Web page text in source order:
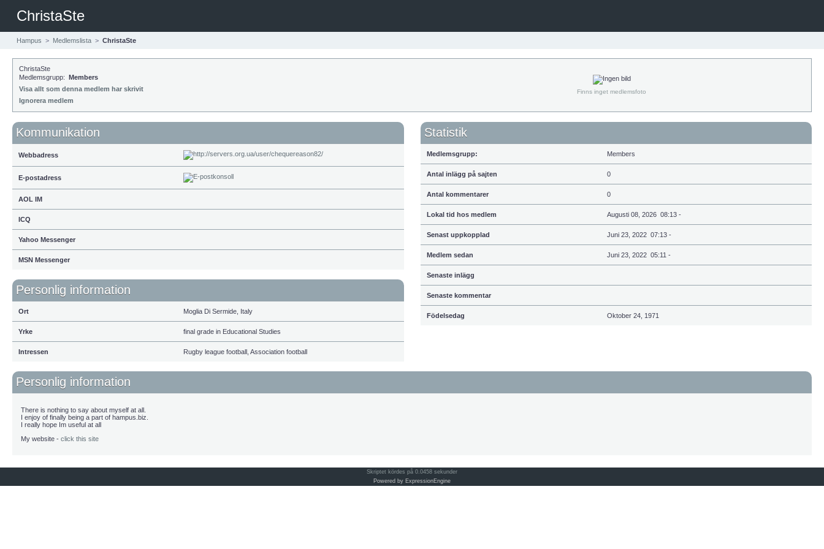
ChristaSte
Hampus > Medlemslista > ChristaSte
ChristaSte
Medlemsgrupp: Members
Visa allt som denna medlem har skrivit
Ignorera medlem
Finns inget medlemsfoto
Kommunikation
Webbadress
E-postadress
AOL IM
ICQ
Yahoo Messenger
MSN Messenger
Personlig information
Ort Moglia Di Sermide, Italy
Yrke final grade in Educational Studies
Intressen Rugby league football, Association football
Statistik
Medlemsgrupp: Members
Antal inlägg på sajten 0
Antal kommentarer 0
Lokal tid hos medlem Augusti 08, 2026 08:13 -
Senast uppkopplad Juni 23, 2022 07:13 -
Medlem sedan Juni 23, 2022 05:11 -
Senaste inlägg
Senaste kommentar
Födelsedag Oktober 24, 1971
Personlig information
There is nothing to say about myself at all.
I enjoy of finally being a part of hampus.biz.
I really hope Im useful at all
My website - click this site
Skriptet kördes på 0.0458 sekunder
Powered by ExpressionEngine